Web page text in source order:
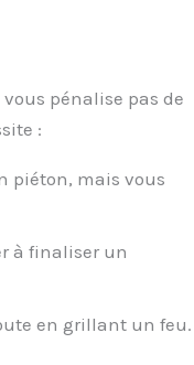
pénalise pas de
:
piéton, mais vous
à finaliser un
en grillant un feu.